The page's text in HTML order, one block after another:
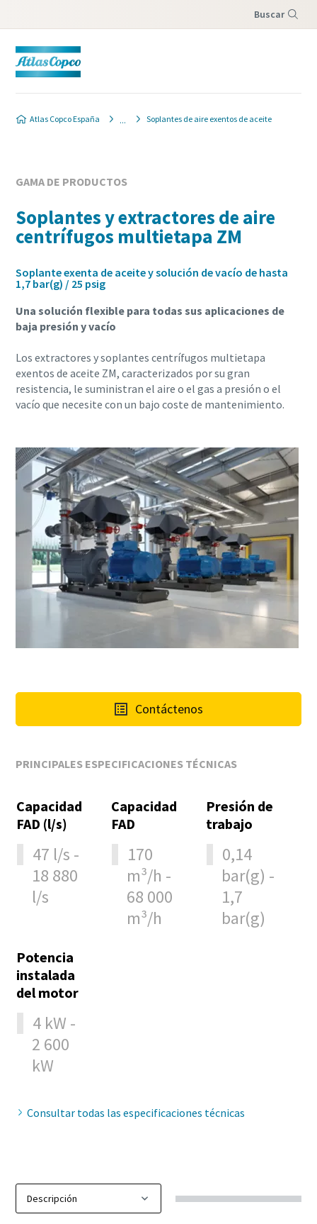
Buscar
Atlas Copco España Soplantes de aire exentos de aceite
Catálogo de Productos de Atlas Copco
servicios de la división de Compresores de Atlas Copco
Soluciones de Optimización de Atlas Copco
Una gran parte de su consumo de energía corresponde al
sistema de aire comprimido. El aumento de la eficiencia
energética puede reducir enormemente sus costes,
además de ayudarle a reducir sus emisiones de CO2. A
través de esta guía, los expertos de Atlas Copco le ayudan
a sacar todo el potencial de ahorro a su red de aire
Descargar Guía de Optimización
GAMA DE PRODUCTOS
Soplantes y extractores de aire
centrífugos multietapa ZM
Soplante exenta de aceite y solución de vacío de hasta
1,7 bar(g) / 25 psig
Una solución flexible para todas sus aplicaciones de
baja presión y vacío
Los extractores y soplantes centrífugos multietapa
exentos de aceite ZM, caracterizados por su gran
resistencia, le suministran el aire o el gas a presión o el
vacío que necesite con un bajo coste de mantenimiento.
Contáctenos
PRINCIPALES ESPECIFICACIONES TÉCNICAS
Capacidad
FAD (l/s)
47 l/s -
18 880
l/s
Capacidad
FAD
170
m³/h -
68 000
m³/h
Presión de
trabajo
0,14
bar(g) -
1,7
bar(g)
Potencia
instalada
del motor
4 kW -
2 600
kW
Consultar todas las especificaciones técnicas